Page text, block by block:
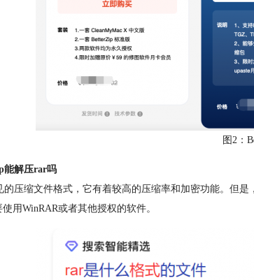
图2：
能解压rar吗
的压缩文件格式，它有着较高的压缩率和加密功能。但
用WinRAR或者其他授权的软件。